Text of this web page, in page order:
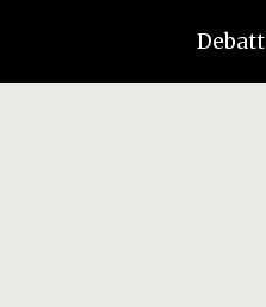
Debatt